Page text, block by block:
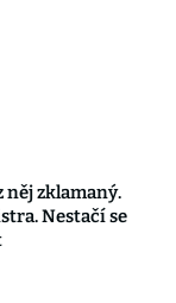
něj zklamaný.
Nestačí se